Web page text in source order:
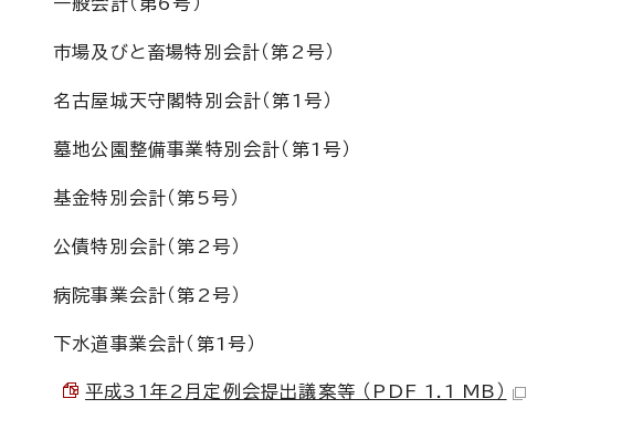
市場及びと畜場特別会計（第2号）
名古屋城天守閣特別会計（第1号）
墓地公園整備事業特別会計（第1号）
基金特別会計（第5号）
公債特別会計（第2号）
病院事業会計（第2号）
下水道事業会計（第1号）
平成31年2月定例会提出議案等 （PDF 1.1 MB）